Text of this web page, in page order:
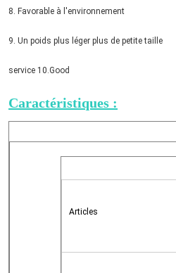
8. Favorable à l'environnement
9. Un poids plus léger plus de petite taille
service 10.Good
Caractéristiques :
Articles